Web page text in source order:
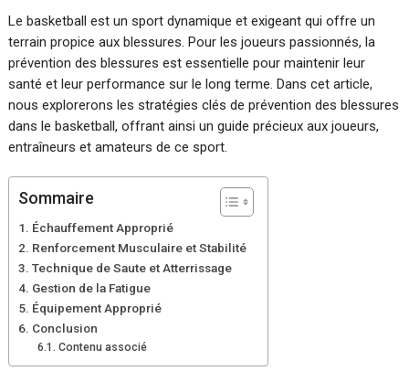
Le basketball est un sport dynamique et exigeant qui offre un
terrain propice aux blessures. Pour les joueurs passionnés, la
prévention des blessures est essentielle pour maintenir leur
santé et leur performance sur le long terme. Dans cet article,
nous explorerons les stratégies clés de prévention des blessures
dans le basketball, offrant ainsi un guide précieux aux joueurs,
entraîneurs et amateurs de ce sport.
Sommaire
Échauffement Approprié
Renforcement Musculaire et Stabilité
Technique de Saute et Atterrissage
Gestion de la Fatigue
Équipement Approprié
Conclusion
Contenu associé